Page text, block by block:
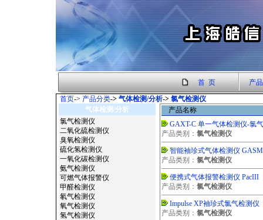
首 页
产
首页-> 产品分类-> 气体检测/分析-> 氯气检测仪
气体检测/分析
氯气检测仪
二氧化硫检测仪
臭氧检测仪
硫化氢检测仪
一氧化碳检测仪
氨气检测仪
可燃气体报警仪
甲醛检测仪
氡气检测仪
氧气检测仪
氢气检测仪
产品名称
GAXT-C 单一气体检测仪-氯
产品类别： 氯气检测仪
智能袖珍式气体检测仪
产品类别： 氯气检测仪
便携式气体报警检测仪 PacIII
产品类别： 氯气检测仪
Impulse XP袖珍式氯气检测仪
产品类别： 氯气检测仪